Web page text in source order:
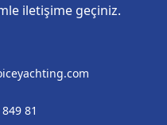
iletişime geçiniz.
81